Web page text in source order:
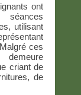
ont
utilisant
ces
criant de
de